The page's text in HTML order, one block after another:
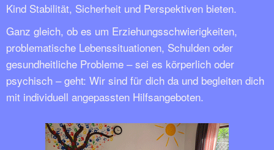
Kind Stabilität, Sicherheit und Perspektiven bieten.
Ganz gleich, ob es um Erziehungsschwierigkeiten,
problematische Lebenssituationen, Schulden oder
gesundheitliche Probleme – sei es körperlich oder
psychisch – geht: Wir sind für dich da und begleiten dich
mit individuell angepassten Hilfsangeboten.